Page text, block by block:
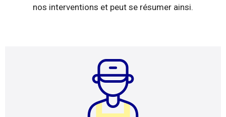
nos interventions et peut se résumer ainsi.